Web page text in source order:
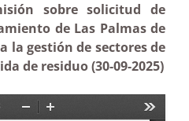
sobre solicitud de
de Las Palmas de
la gestión de sectores de
de residuo (30-09-2025)